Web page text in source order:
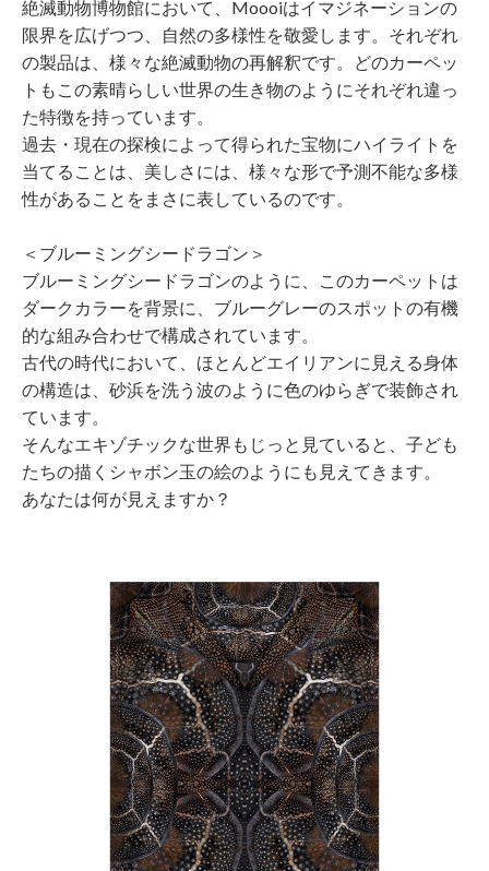
絶滅動物博物館において、Moooiはイマジネーションの
限界を広げつつ、自然の多様性を敬愛します。それぞれ
の製品は、様々な絶滅動物の再解釈です。どのカーペッ
トもこの素晴らしい世界の生き物のようにそれぞれ違っ
た特徴を持っています。
過去・現在の探検によって得られた宝物にハイライトを
当てることは、美しさには、様々な形で予測不能な多様
性があることをまさに表しているのです。
＜ブルーミングシードラゴン＞
ブルーミングシードラゴンのように、このカーペットは
ダークカラーを背景に、ブルーグレーのスポットの有機
的な組み合わせで構成されています。
古代の時代において、ほとんどエイリアンに見える身体
の構造は、砂浜を洗う波のように色のゆらぎで装飾され
ています。
そんなエキゾチックな世界もじっと見ていると、子ども
たちの描くシャボン玉の絵のようにも見えてきます。
あなたは何が見えますか？